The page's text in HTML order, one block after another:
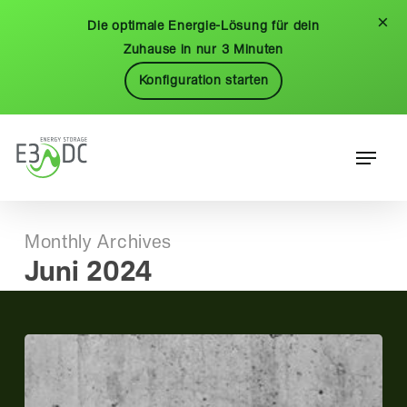
Die optimale Energie-Lösung für dein
Zuhause in nur 3 Minuten
Konfiguration starten
×
Monthly Archives
Juni 2024
nutzt
intelligente